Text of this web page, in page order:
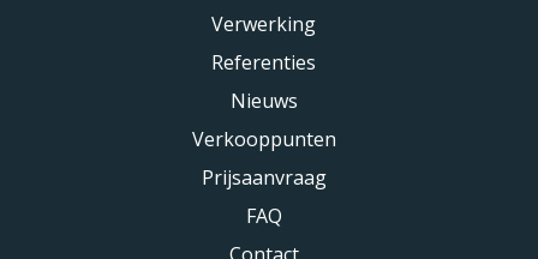
Verwerking
Referenties
Nieuws
Verkooppunten
Prijsaanvraag
FAQ